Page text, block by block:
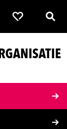
Favorieten